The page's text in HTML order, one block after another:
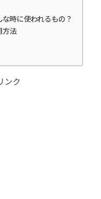
時に使われるもの？
方法
ンク